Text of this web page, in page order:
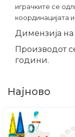
играчките се
координацијата
Димензија на
Производот
години.
Најново